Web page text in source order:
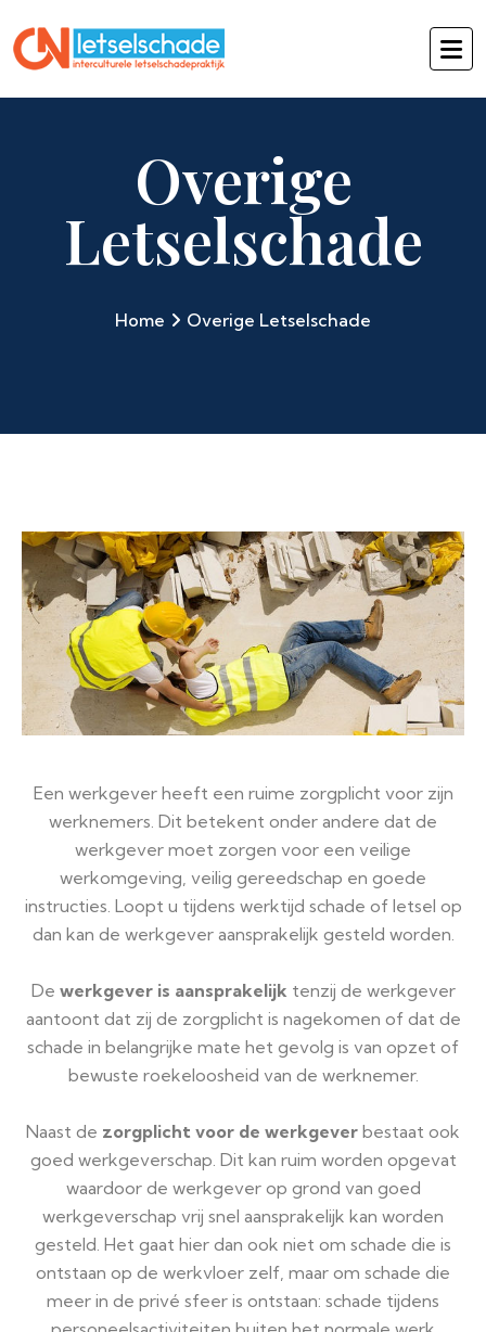
Overige
Letselschade
Home Overige Letselschade
Een werkgever heeft een ruime zorgplicht voor zijn
werknemers. Dit betekent onder andere dat de
werkgever moet zorgen voor een veilige
werkomgeving, veilig gereedschap en goede
instructies. Loopt u tijdens werktijd schade of letsel op
dan kan de werkgever aansprakelijk gesteld worden.
De werkgever is aansprakelijk tenzij de werkgever
aantoont dat zij de zorgplicht is nagekomen of dat de
schade in belangrijke mate het gevolg is van opzet of
bewuste roekeloosheid van de werknemer.
Naast de zorgplicht voor de werkgever bestaat ook
goed werkgeverschap. Dit kan ruim worden opgevat
waardoor de werkgever op grond van goed
werkgeverschap vrij snel aansprakelijk kan worden
gesteld. Het gaat hier dan ook niet om schade die is
ontstaan op de werkvloer zelf, maar om schade die
meer in de privé sfeer is ontstaan: schade tijdens